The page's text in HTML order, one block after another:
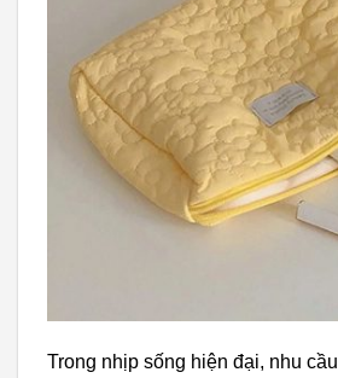
Trong nhịp sống hiện đại, nhu cầu